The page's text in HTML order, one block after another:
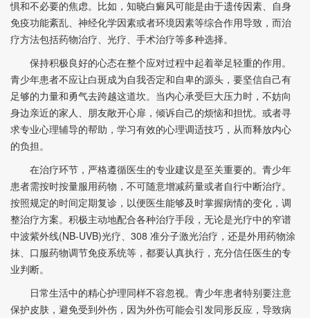
惧和不必要的焦虑。比如，知晓白癜风可能是由于遗传因素、自身
免疫功能紊乱、神经化学因素或者环境因素等综合作用导致，而治
疗方法包括药物治疗、光疗、手术治疗等多种选择。
保持积极良好的心态在整个应对过程中起着举足轻重的作用。
青少年患者不应让白斑成为自我否定和自卑的源头，要坚信自己有
足够的力量和勇气去跨越这道坎。当内心承受巨大压力时，不妨向
身边亲近的家人、朋友敞开心扉，倾诉自己的烦恼和担忧。或者寻
求专业心理辅导的帮助，学习有效的心理调适技巧，从而释放内心
的负担。
在治疗环节，严格遵循医生的专业建议是至关重要的。青少年
患者需按时按量服用药物，不可随意增减药量或者自行中断治疗。
按照规定的时间定期复诊，以便医生能够及时掌握病情的变化，调
整治疗方案。积极主动地配合各种治疗手段，无论是光疗中的窄谱
中波紫外线(NB-UVB)光疗、308 准分子激光治疗，还是外用药物涂
抹、口服药物调节免疫系统等，都要认真执行，充分信任医生的专
业判断。
日常生活中的精心护理同样不容忽视。青少年患者特别要注意
保护皮肤，避免受到外伤，因为外伤可能会引发同形反应，导致病